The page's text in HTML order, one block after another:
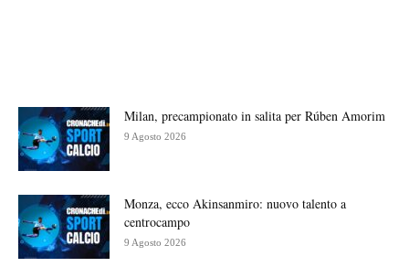
Milan, precampionato in salita per Rúben Amorim
9 Agosto 2026
Monza, ecco Akinsanmiro: nuovo talento a
centrocampo
9 Agosto 2026